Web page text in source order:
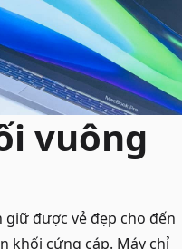
vuông
giữ được vẻ đẹp cho đến
khối cứng cáp. Máy chỉ